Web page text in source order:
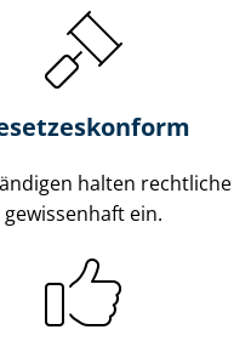
halten
gewissenhaft ein.